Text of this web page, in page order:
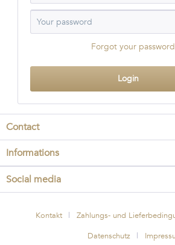
Forgot your
Login
Contact
Informations
Social media
Kontakt Zahlungs- und
Datenschutz